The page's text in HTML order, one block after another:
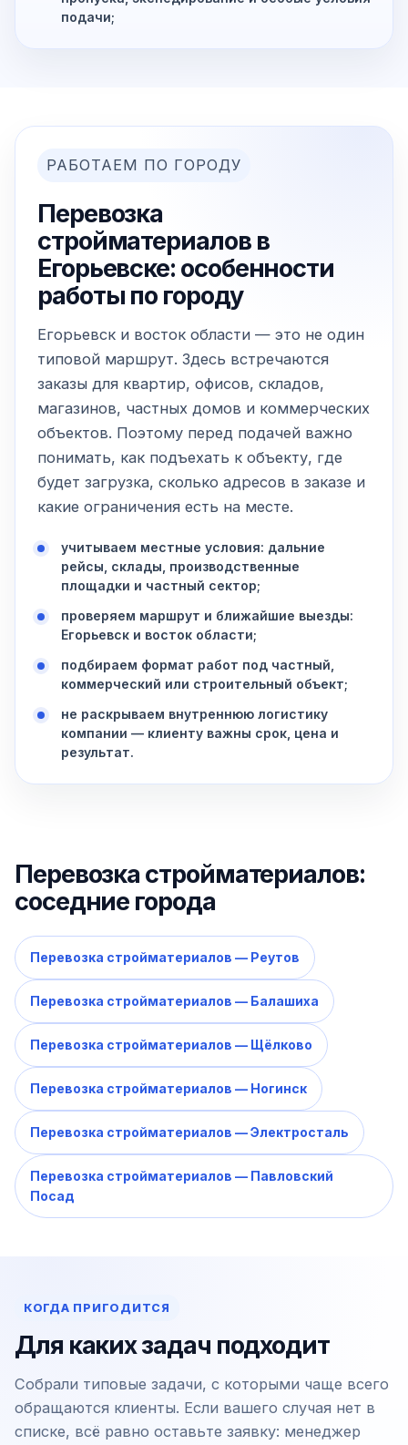
подачи;
РАБОТАЕМ ПО ГОРОДУ
Перевозка
стройматериалов в
Егорьевске: особенности
работы по городу
Егорьевск и восток области — это не один
типовой маршрут. Здесь встречаются
заказы для квартир, офисов, складов,
магазинов, частных домов и коммерческих
объектов. Поэтому перед подачей важно
понимать, как подъехать к объекту, где
будет загрузка, сколько адресов в заказе и
какие ограничения есть на месте.
учитываем местные условия: дальние
рейсы, склады, производственные
площадки и частный сектор;
проверяем маршрут и ближайшие выезды:
Егорьевск и восток области;
подбираем формат работ под частный,
коммерческий или строительный объект;
не раскрываем внутреннюю логистику
компании — клиенту важны срок, цена и
результат.
Перевозка стройматериалов:
соседние города
Перевозка стройматериалов — Реутов
Перевозка стройматериалов — Балашиха
Перевозка стройматериалов — Щёлково
Перевозка стройматериалов — Ногинск
Перевозка стройматериалов — Электросталь
Перевозка стройматериалов — Павловский
Посад
КОГДА ПРИГОДИТСЯ
Для каких задач подходит
Собрали типовые задачи, с которыми чаще всего
обращаются клиенты. Если вашего случая нет в
списке, всё равно оставьте заявку: менеджер